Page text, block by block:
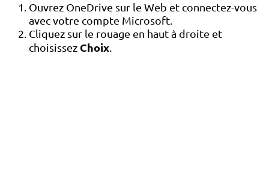
Ouvrez OneDrive sur le Web et connectez-vous
avec votre compte Microsoft.
Cliquez sur le rouage en haut à droite et
choisissez Choix.